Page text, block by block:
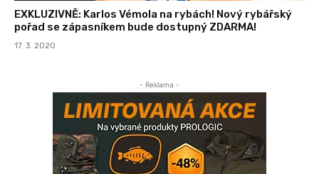
EXKLUZIVNĚ: Karlos Vémola na rybách! Nový rybářský
pořad se zápasníkem bude dostupný ZDARMA!
17. 3. 2020
- Reklama -